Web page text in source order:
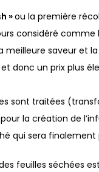
»ou la première
considéré comme
meilleure saveur et
donc un prix plus
sont traitées
la création de
qui sera finalement
feuilles séchées est